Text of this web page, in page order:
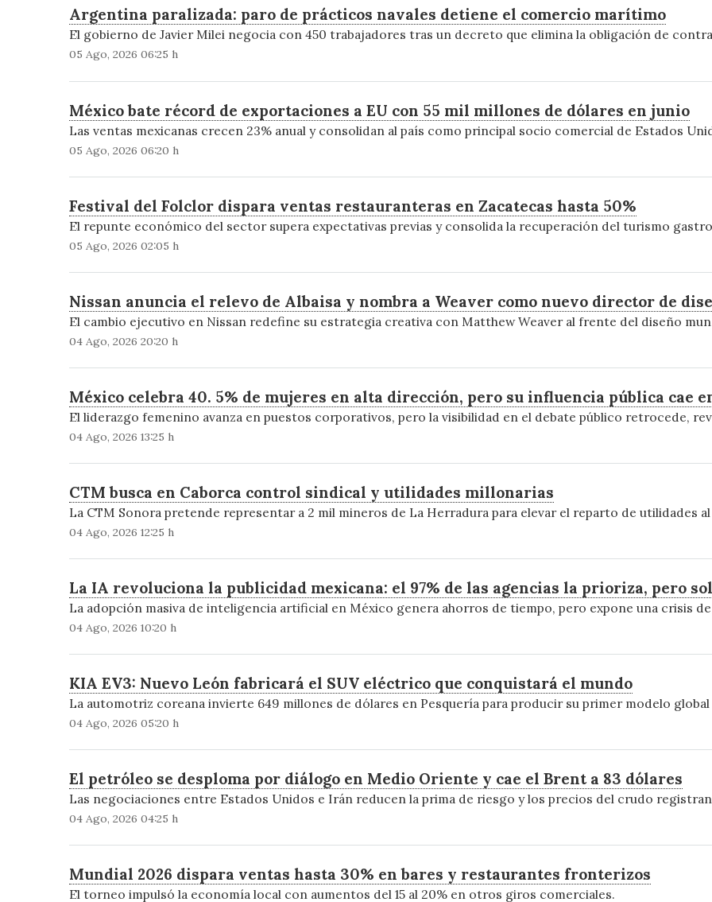
Argentina paralizada: paro de prácticos navales detiene el comercio marítimo
El gobierno de Javier Milei negocia con 450 trabajadores tras un decreto que elimina la obligación de
05 Ago, 2026 06:25 h
México bate récord de exportaciones a EU con 55 mil millones de dólares en junio
Las ventas mexicanas crecen 23% anual y consolidan al país como principal socio comercial de Estados
05 Ago, 2026 06:20 h
Festival del Folclor dispara ventas restauranteras en Zacatecas hasta 50%
El repunte económico del sector supera expectativas previas y consolida la recuperación del turismo
05 Ago, 2026 02:05 h
Nissan anuncia el relevo de Albaisa y nombra a Weaver como nuevo director de
El cambio ejecutivo en Nissan redefine su estrategia creativa con Matthew Weaver al frente del diseño
04 Ago, 2026 20:20 h
México celebra 40. 5% de mujeres en alta dirección, pero su influencia pública cae
El liderazgo femenino avanza en puestos corporativos, pero la visibilidad en el debate público retrocede,
04 Ago, 2026 13:25 h
CTM busca en Caborca control sindical y utilidades millonarias
La CTM Sonora pretende representar a 2 mil mineros de La Herradura para elevar el reparto de utilidades
04 Ago, 2026 12:25 h
La IA revoluciona la publicidad mexicana: el 97% de las agencias la prioriza, pero
La adopción masiva de inteligencia artificial en México genera ahorros de tiempo, pero expone una crisis
04 Ago, 2026 10:20 h
KIA EV3: Nuevo León fabricará el SUV eléctrico que conquistará el mundo
La automotriz coreana invierte 649 millones de dólares en Pesquería para producir su primer modelo global
04 Ago, 2026 05:20 h
El petróleo se desploma por diálogo en Medio Oriente y cae el Brent a 83 dólares
Las negociaciones entre Estados Unidos e Irán reducen la prima de riesgo y los precios del crudo
04 Ago, 2026 04:25 h
Mundial 2026 dispara ventas hasta 30% en bares y restaurantes fronterizos
El torneo impulsó la economía local con aumentos del 15 al 20% en otros giros comerciales.